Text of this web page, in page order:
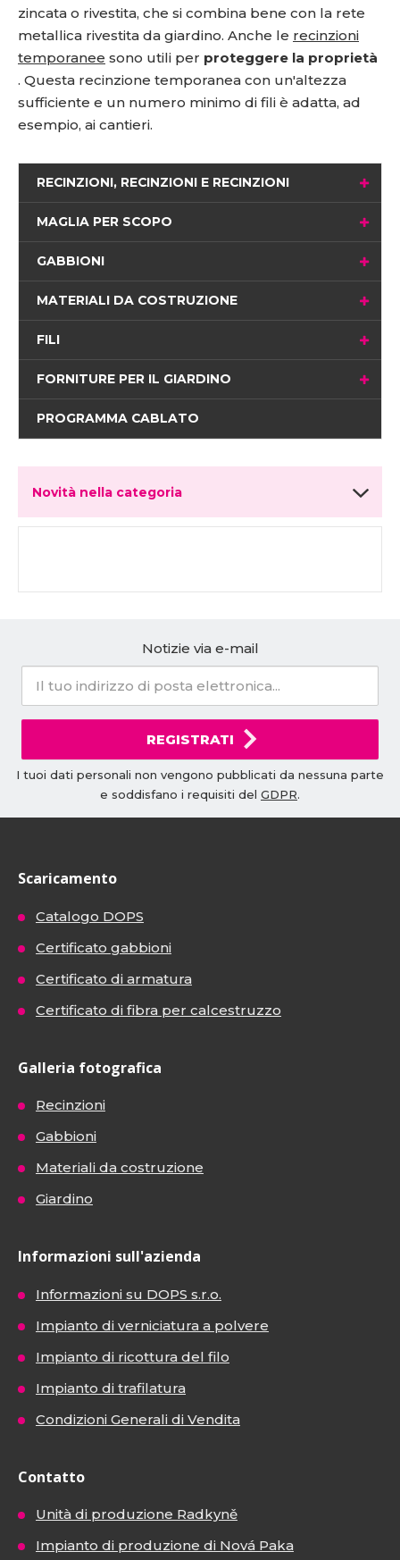
zincata o rivestita, che si combina bene con la rete
metallica rivestita da giardino. Anche le recinzioni
temporanee sono utili per proteggere la proprietà
. Questa recinzione temporanea con un'altezza
sufficiente e un numero minimo di fili è adatta, ad
esempio, ai cantieri.
RECINZIONI, RECINZIONI E RECINZIONI
MAGLIA PER SCOPO
GABBIONI
MATERIALI DA COSTRUZIONE
FILI
FORNITURE PER IL GIARDINO
PROGRAMMA CABLATO
Novità nella categoria
Notizie via e-mail
REGISTRATI
I tuoi dati personali non vengono pubblicati da nessuna parte
e soddisfano i requisiti del GDPR.
Scaricamento
Catalogo DOPS
Certificato gabbioni
Certificato di armatura
Certificato di fibra per calcestruzzo
Galleria fotografica
Recinzioni
Gabbioni
Materiali da costruzione
Giardino
Informazioni sull'azienda
Informazioni su DOPS s.r.o.
Impianto di verniciatura a polvere
Impianto di ricottura del filo
Impianto di trafilatura
Condizioni Generali di Vendita
Contatto
Unità di produzione Radkyně
Impianto di produzione di Nová Paka